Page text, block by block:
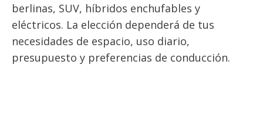
berlinas, SUV, híbridos enchufables y
eléctricos. La elección dependerá de tus
necesidades de espacio, uso diario,
presupuesto y preferencias de conducción.